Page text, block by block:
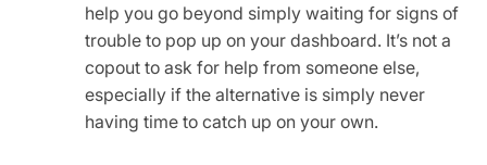
help you go beyond simply waiting for signs of
trouble to pop up on your dashboard. It’s not a
copout to ask for help from someone else,
especially if the alternative is simply never
having time to catch up on your own.